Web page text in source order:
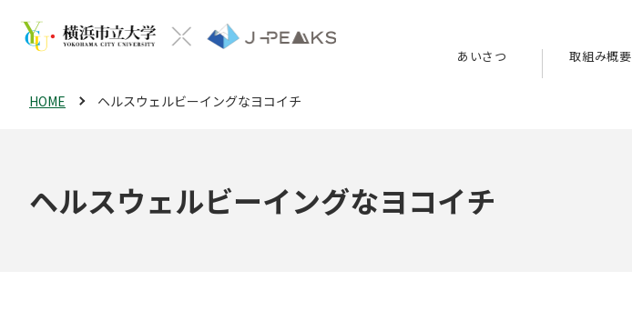
あいさつ 取組み概要
HOME ヘルスウェルビーイングなヨコイチ
ヘルスウェルビーイングなヨコイチ